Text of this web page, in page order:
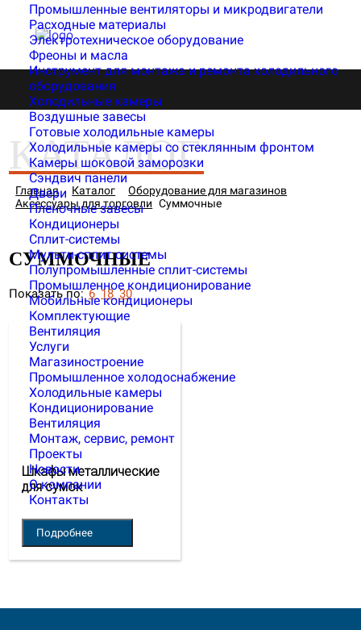
Промышленные вентиляторы и микродвигатели
Расходные материалы
Электротехническое оборудование
Фреоны и масла
Инструмент для монтажа и ремонта холодильного
оборудования
Холодильные камеры
Воздушные завесы
Готовые холодильные камеры
Холодильные камеры со стеклянным фронтом
Камеры шоковой заморозки
Сэндвич панели
Двери
Пленочные завесы
Кондиционеры
Сплит-системы
Мульти-сплит системы
Полупромышленные сплит-системы
Промышленное кондиционирование
Мобильные кондиционеры
Комплектующие
Вентиляция
Услуги
Магазиностроение
Промышленное холодоснабжение
Холодильные камеры
Кондиционирование
Вентиляция
Монтаж, сервис, ремонт
Проекты
Новости
О компании
Контакты
КАТАЛОГ
Главная Каталог
Оборудование для магазинов
Аксессуары для торговли Суммочные
СУММОЧНЫЕ
Показать по:6 18 30
Шкафы металлические
для сумок
Подробнее